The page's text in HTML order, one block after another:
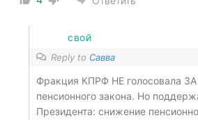
свой
Reply to Савва
Фракция КПРФ НЕ голосовала ЗА
пенсионного закона. Но
Президента: снижение